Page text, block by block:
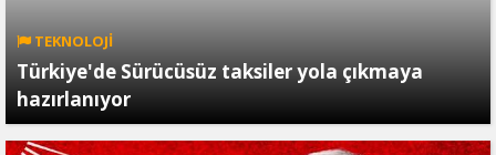
TEKNOLOJİ
Türkiye'de Sürücüsüz taksiler yola çıkmaya
hazırlanıyor